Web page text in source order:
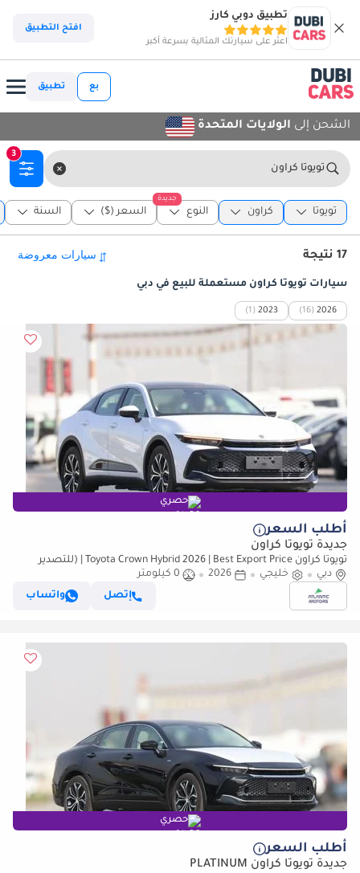
تطبيق دوبي كارز
اعثر على سيارتك المثالية بسرعة أكبر
افتح التطبيق
بع تطبيق
الشحن إلى الولايات المتحدة
تويوتا كراون
3
تويوتا كراون
جديدة
النوع السعر ($) السنة
17 نتيجة
سيارات تويوتا كراون مستعملة للبيع في دبي
2026
(16)
2023
(1)
حصري
أطلب السعر
جديدة تويوتا كراون
تويوتا كراون Toyota Crown Hybrid 2026 | Best Export Price | (للتصدير
فقط)
دبي خليجي 2026
0 كيلومتر
إتصل
واتساب
حصري
أطلب السعر
جديدة تويوتا كراون PLATINUM